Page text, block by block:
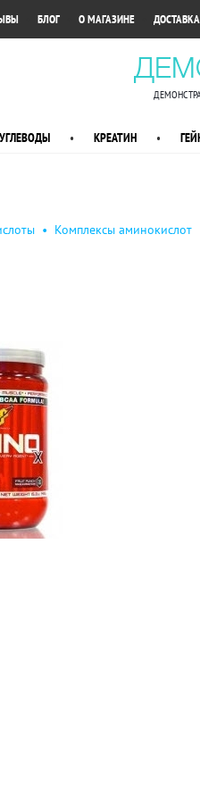
БЛОГ О МАГАЗИНЕ
УГЛЕВОДЫ • КРЕАТИН •
• Комплексы аминокислот